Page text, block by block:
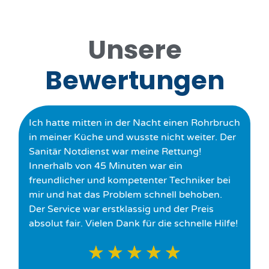
Unsere
Bewertungen
Ich hatte mitten in der Nacht einen Rohrbruch
in meiner Küche und wusste nicht weiter. Der
Sanitär Notdienst war meine Rettung!
Innerhalb von 45 Minuten war ein
freundlicher und kompetenter Techniker bei
mir und hat das Problem schnell behoben.
Der Service war erstklassig und der Preis
absolut fair. Vielen Dank für die schnelle Hilfe!
★ ★ ★ ★ ★